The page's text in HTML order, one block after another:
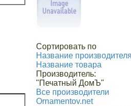
Сортировать по
Название
Название товара
Производитель:
"Печатный ДомЪ"
Все производители
Ornamentov.net